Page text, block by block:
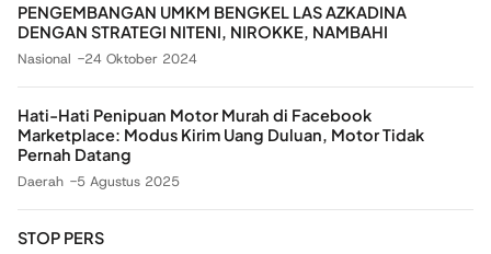
PENGEMBANGAN UMKM BENGKEL LAS AZKADINA
DENGAN STRATEGI NITENI, NIROKKE, NAMBAHI
Nasional 24 Oktober 2024
Hati-Hati Penipuan Motor Murah di Facebook
Marketplace: Modus Kirim Uang Duluan, Motor Tidak
Pernah Datang
Daerah 5 Agustus 2025
STOP PERS